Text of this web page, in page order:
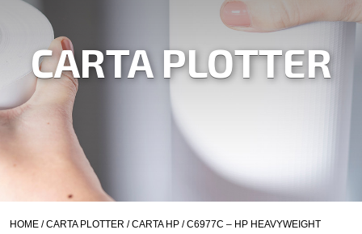
CARTA PLOTTER
HOME /CARTA PLOTTER /CARTA HP / C6977C – HP HEAVYWEIGHT